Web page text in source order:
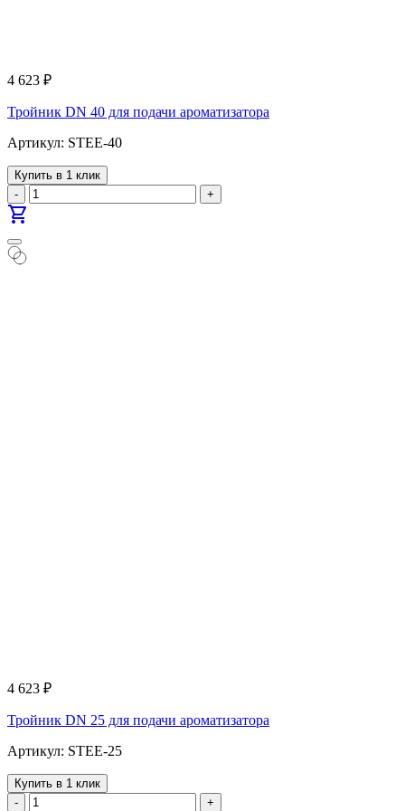
4 623 ₽
Тройник DN 40 для подачи ароматизатора
Артикул: STEE-40
Купить в 1 клик
-
+
shopping_cart
4 623 ₽
Тройник DN 25 для подачи ароматизатора
Артикул: STEE-25
Купить в 1 клик
-
+